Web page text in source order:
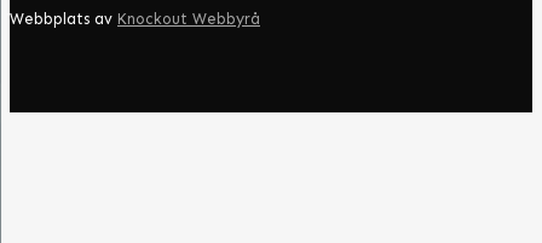
Webbplats av Knockout Webbyrå